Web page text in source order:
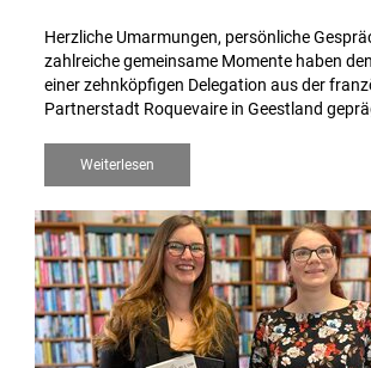
Herzliche Umarmungen, persönliche
zahlreiche gemeinsame Momente haben
einer zehnköpfigen Delegation aus der
Partnerstadt Roquevaire in Geestland
Weiterlesen